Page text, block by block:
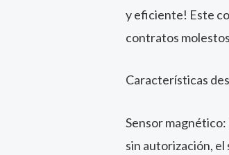
y eficiente! Este
contratos
Características
Sensor
sin autorización, el